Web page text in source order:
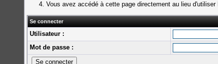
Vous avez accédé à cette page directement au lieu
Se connecter
Utilisateur :
Mot de passe :